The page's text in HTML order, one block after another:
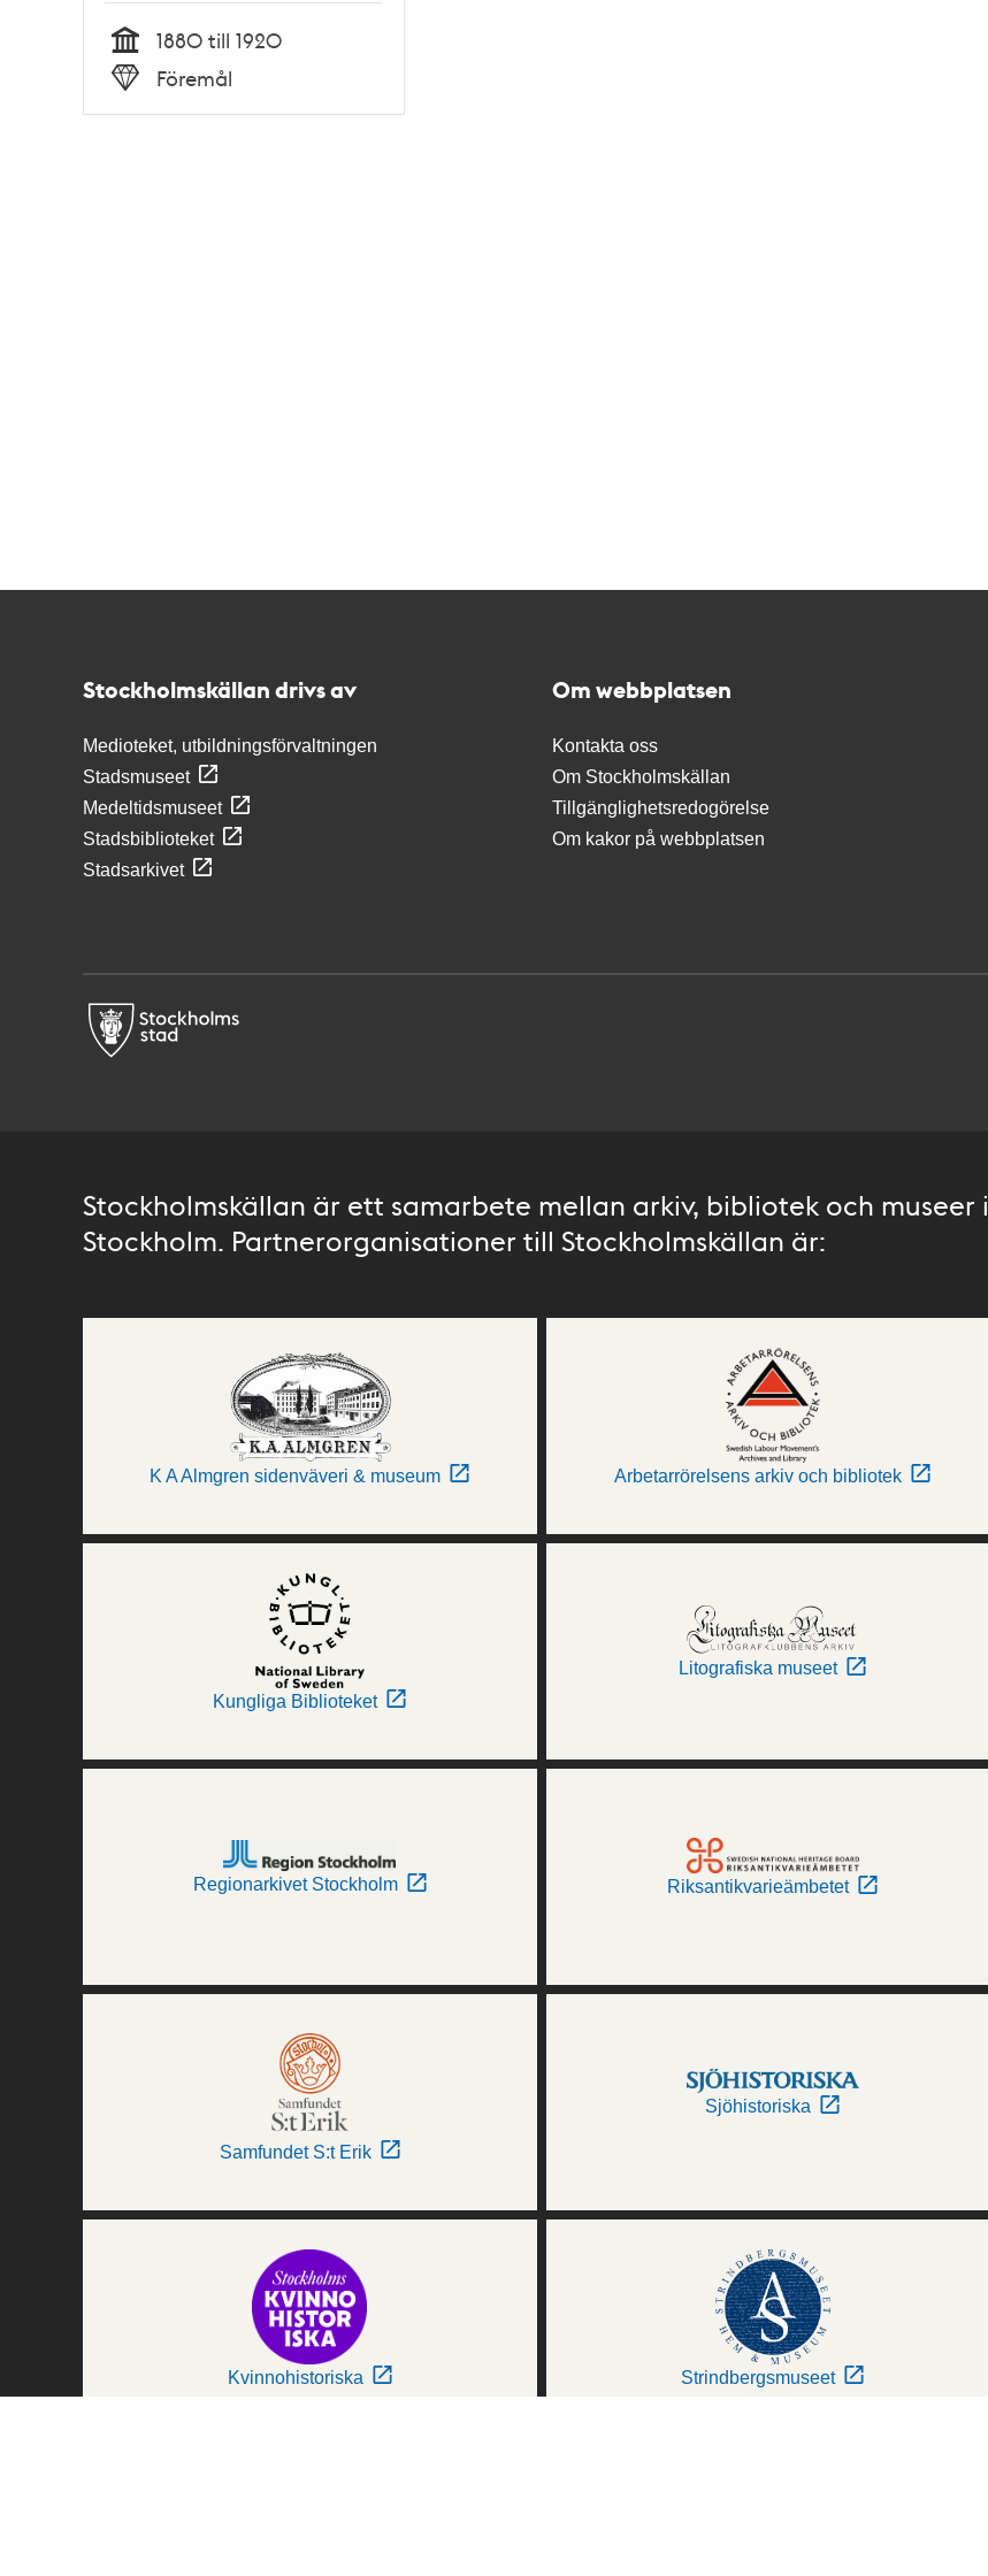
Tid
1880 till 1920
Föremål
Stockholmskällan drivs av
Medioteket, utbildningsförvaltningen
Stadsmuseet
Medeltidsmuseet
Stadsbiblioteket
Stadsarkivet
Om webbplatsen
Kontakta oss
Om Stockholmskällan
Tillgänglighetsredogörelse
Om kakor på webbplatsen
Stockholmskällan är ett samarbete mellan arkiv, bibliotek och museer i
Stockholm. Partnerorganisationer till Stockholmskällan är:
K A Almgren sidenväveri & museum Arbetarrörelsens arkiv och bibliotek
Kungliga Biblioteket
Litografiska museet
Regionarkivet Stockholm Riksantikvarieämbetet
Samfundet S:t Erik
Sjöhistoriska
Kvinnohistoriska Strindbergsmuseet